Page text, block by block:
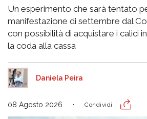
Un esperimento che sarà tentato
manifestazione di settembre dal
con possibilità di acquistare i calici
la coda alla cassa
Daniela Peira
08 Agosto 2026 Condividi